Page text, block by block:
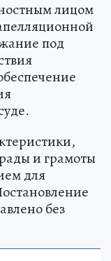
лицом
под
и грамоты
для
без